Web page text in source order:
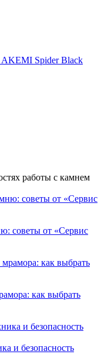
AKEMI Spider Black
работы с камнем
советы от «Сервис
как выбрать
и безопасность